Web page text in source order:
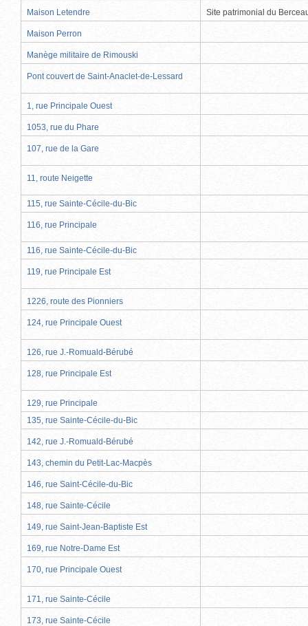
Maison Letendre Site patrimonial du
Maison Perron
Manège militaire de Rimouski
Pont couvert de Saint-Anaclet-de-Lessard
1, rue Principale Ouest
1053, rue du Phare
107, rue de la Gare
11, route Neigette
115, rue Sainte-Cécile-du-Bic
116, rue Principale
116, rue Sainte-Cécile-du-Bic
119, rue Principale Est
1226, route des Pionniers
124, rue Principale Ouest
126, rue J.-Romuald-Bérubé
128, rue Principale Est
129, rue Principale
135, rue Sainte-Cécile-du-Bic
142, rue J.-Romuald-Bérubé
143, chemin du Petit-Lac-Macpès
146, rue Saint-Cécile-du-Bic
148, rue Sainte-Cécile
149, rue Saint-Jean-Baptiste Est
169, rue Notre-Dame Est
170, rue Principale Ouest
171, rue Sainte-Cécile
173, rue Sainte-Cécile